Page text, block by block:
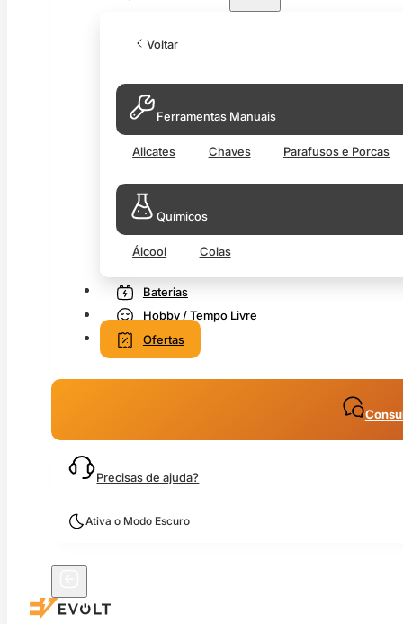
Voltar
Ferramentas Manuais
Alicates Chaves Parafusos e Porcas
Químicos
Álcool Colas
Baterias
Hobby / Tempo Livre
Ofertas
Precisas de ajuda?
Ativa o Modo Escuro